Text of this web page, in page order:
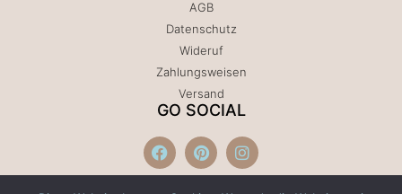
AGB
Datenschutz
Wideruf
Zahlungsweisen
Versand
GO SOCIAL